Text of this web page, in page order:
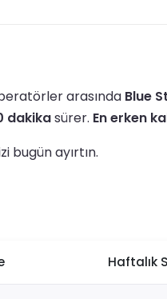
arasında Blue
dakikasürer. En erken
bugün ayırtın.
Haftalık